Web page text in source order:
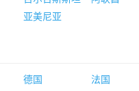
亚美尼亚
德国
法国